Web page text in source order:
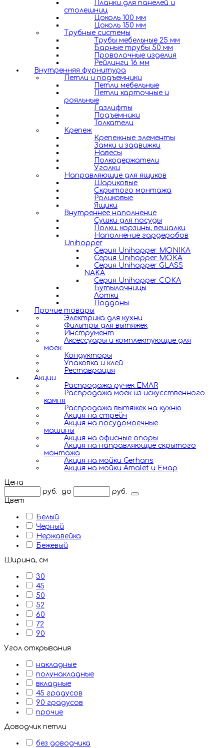
Планки для панелей и
столешниц
Цоколь 100 мм
Цоколь 150 мм
Трубные системы
Трубы мебельные 25 мм
Барные трубы 50 мм
Проволочные изделия
Рейлинги 16 мм
Внутренняя фурнитура
Петли и подъемники
Петли мебельные
Петли карточные и
рояльные
Газлифты
Подъемники
Толкатели
Крепеж
Крепежные элементы
Замки и задвижки
Навесы
Полкодержатели
Уголки
Направляющие для ящиков
Шариковые
Скрытого монтажа
Роликовые
Ящики
Внутреннее наполнение
Сушки для посуды
Полки, корзины, вешалки
Наполнение гардеробов
Unihopper
Серия Unihopper MONIKA
Серия Unihopper MOKA
Серия Unihopper GLASS
NAKA
Серия Unihopper COKA
Бутылочницы
Лотки
Поддоны
Прочие товары
Электрика для кухни
Фильтры для вытяжек
Инструмент
Аксессуары и комплектующие для
моек
Кондукторы
Упаковка и клей
Реставрация
Акции
Распродажа ручек EMAR
Распродажа моек из искусственного
камня
Распродажа вытяжек на кухню
Акция на стрейч
Акция на посудомоечные
машины
Акция на офисные опоры
Акция на направляющие скрытого
монтажа
Акция на мойки Gerhans
Акция на мойки Amalet и Емар
Цена
руб.
до
руб.
Цвет
Белый
Черный
Нержавейка
Бежевый
Ширина, см
30
45
50
52
60
72
90
Угол открывания
накладные
полунакладные
вкладные
45 градусов
90 градусов
прочие
Доводчик петли
без доводчика